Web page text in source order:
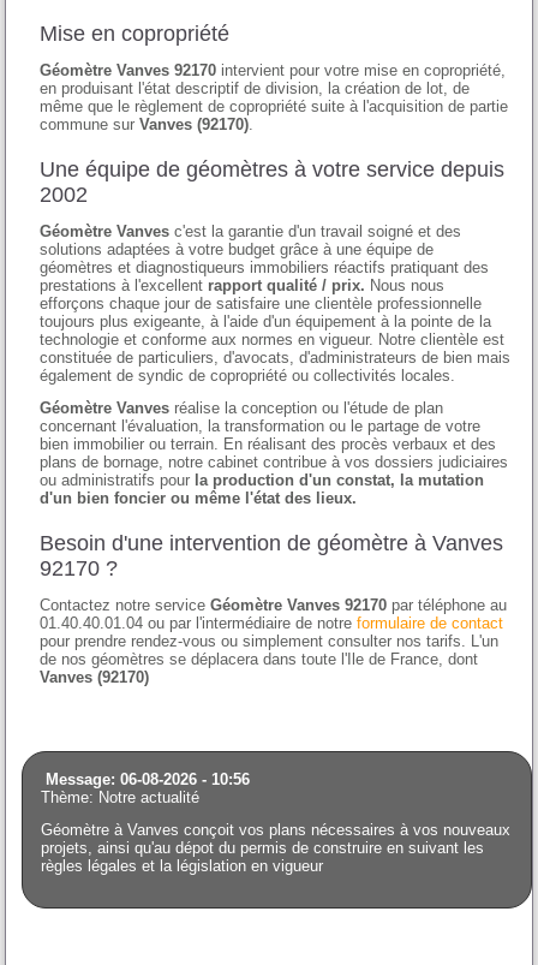
Mise en copropriété
Géomètre Vanves 92170 intervient pour votre mise en copropriété,
en produisant l'état descriptif de division, la création de lot, de
même que le règlement de copropriété suite à l'acquisition de partie
commune surVanves (92170).
Une équipe de géomètres à votre service depuis
2002
Géomètre Vanves c'est la garantie d'un travail soigné et des
solutions adaptées à votre budget grâce à une équipe de
géomètres et diagnostiqueurs immobiliers réactifs pratiquant des
prestations à l'excellent rapport qualité / prix. Nous nous
efforçons chaque jour de satisfaire une clientèle professionnelle
toujours plus exigeante, à l'aide d'un équipement à la pointe de la
technologie et conforme aux normes en vigueur. Notre clientèle est
constituée de particuliers, d'avocats, d'administrateurs de bien mais
également de syndic de copropriété ou collectivités locales.
Géomètre Vanves réalise la conception ou l'étude de plan
concernant l'évaluation, la transformation ou le partage de votre
bien immobilier ou terrain. En réalisant des procès verbaux et des
plans de bornage, notre cabinet contribue à vos dossiers judiciaires
ou administratifs pour la production d'un constat, la mutation
d'un bien foncier ou même l'état des lieux.
Besoin d'une intervention de géomètre à Vanves
92170 ?
Contactez notre serviceGéomètre Vanves 92170 par téléphone au
01.40.40.01.04 ou par l'intermédiaire de notreformulaire de contact
pour prendre rendez-vous ou simplement consulter nos tarifs. L'un
de nos géomètres se déplacera dans toute l'Ile de France, dont
Vanves (92170)
Message: 06-08-2026 - 10:56
Thème: Notre actualité
Géomètre à Vanves conçoit vos plans nécessaires à vos nouveaux
projets, ainsi qu'au dépot du permis de construire en suivant les
règles légales et la législation en vigueur